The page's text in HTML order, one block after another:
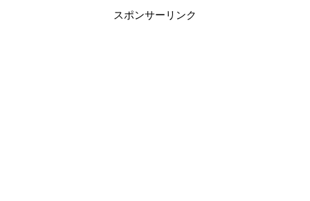
スポンサーリンク